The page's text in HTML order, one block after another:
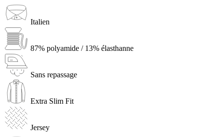
Italien
87% polyamide / 13% élasthanne
Sans repassage
Extra Slim Fit
Jersey